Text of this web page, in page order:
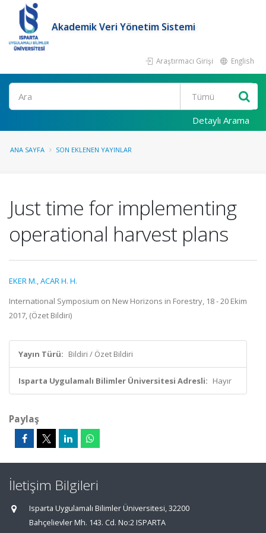
Akademik Veri Yönetim Sistemi
Araştırmacı Girişi English
Ara
Detaylı Arama
ANA SAYFA SON EKLENEN YAYINLAR
Just time for implementing
operational harvest plans
EKER M.,ACAR H. H.
International Symposium on New Horizons in Forestry, 18 - 20 Ekim
2017, (Özet Bildiri)
Yayın Türü: Bildiri / Özet Bildiri
Isparta Uygulamalı Bilimler Üniversitesi Adresli: Hayır
Paylaş
İletişim Bilgileri
Isparta Uygulamalı Bilimler Üniversitesi, 32200
Bahçelievler Mh. 143. Cd. No:2 ISPARTA